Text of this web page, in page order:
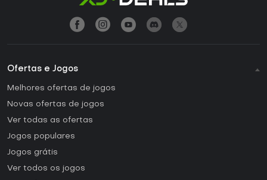
Ofertas e Jogos
Melhores ofertas de jogos
Novas ofertas de jogos
Ver todas as ofertas
Jogos populares
Jogos grátis
Ver todos os jogos